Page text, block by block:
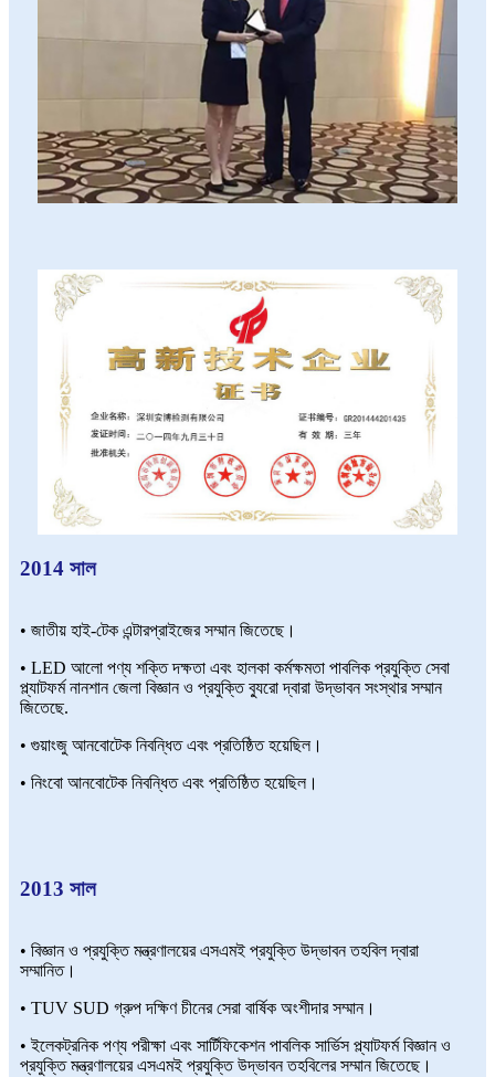
2014 সাল
• জাতীয় হাই-টেক এন্টারপ্রাইজের সম্মান জিতেছে।
• LED আলো পণ্য শক্তি দক্ষতা এবং হালকা কর্মক্ষমতা পাবলিক প্রযুক্তি সেবা
প্ল্যাটফর্ম নানশান জেলা বিজ্ঞান ও প্রযুক্তি ব্যুরো দ্বারা উদ্ভাবন সংস্থার সম্মান
জিতেছে.
• গুয়াংজু আনবোটেক নিবন্ধিত এবং প্রতিষ্ঠিত হয়েছিল।
• নিংবো আনবোটেক নিবন্ধিত এবং প্রতিষ্ঠিত হয়েছিল।
2013 সাল
• বিজ্ঞান ও প্রযুক্তি মন্ত্রণালয়ের এসএমই প্রযুক্তি উদ্ভাবন তহবিল দ্বারা
সম্মানিত।
• TUV SUD গ্রুপ দক্ষিণ চীনের সেরা বার্ষিক অংশীদার সম্মান।
• ইলেকট্রনিক পণ্য পরীক্ষা এবং সার্টিফিকেশন পাবলিক সার্ভিস প্ল্যাটফর্ম বিজ্ঞান ও
প্রযুক্তি মন্ত্রণালয়ের এসএমই প্রযুক্তি উদ্ভাবন তহবিলের সম্মান জিতেছে।